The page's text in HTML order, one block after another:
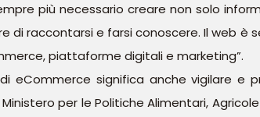
più necessario creare non solo
raccontarsi e farsi conoscere. Il web è
piattaforme digitali e marketing”.
eCommerce significa anche vigilare e
per le Politiche Alimentari,